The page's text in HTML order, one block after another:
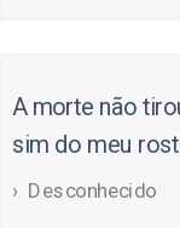
A morte não
sim do meu
Desconhecido